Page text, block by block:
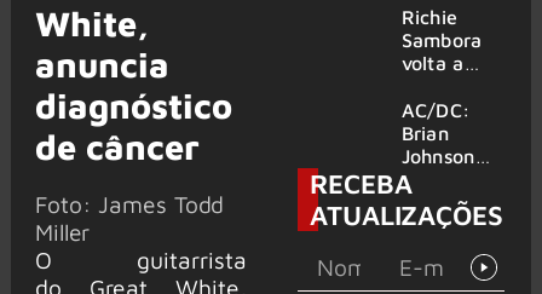
White,
anuncia
diagnóstico
de câncer
Foto: James Todd
Miller
O guitarrista
do Great White,
HELLOWE
EN:
Gigantes
anunciados
no Wacken
2027
Richie
Sambora
volta a
clássicos
do Bon
Jovi com o
supergrupo
Kings of
Chaos nos
Unidos
AC/DC:
Brian
Johnson
quase é
atingido
por canhão
RECEBA
ATUALIZAÇÕES